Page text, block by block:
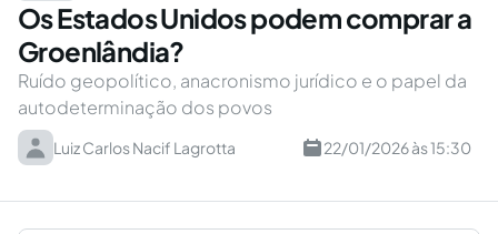
Os Estados Unidos podem comprar a
Groenlândia?
Ruído geopolítico, anacronismo jurídico e o papel da
autodeterminação dos povos
Luiz Carlos Nacif Lagrotta 22/01/2026 às 15:30